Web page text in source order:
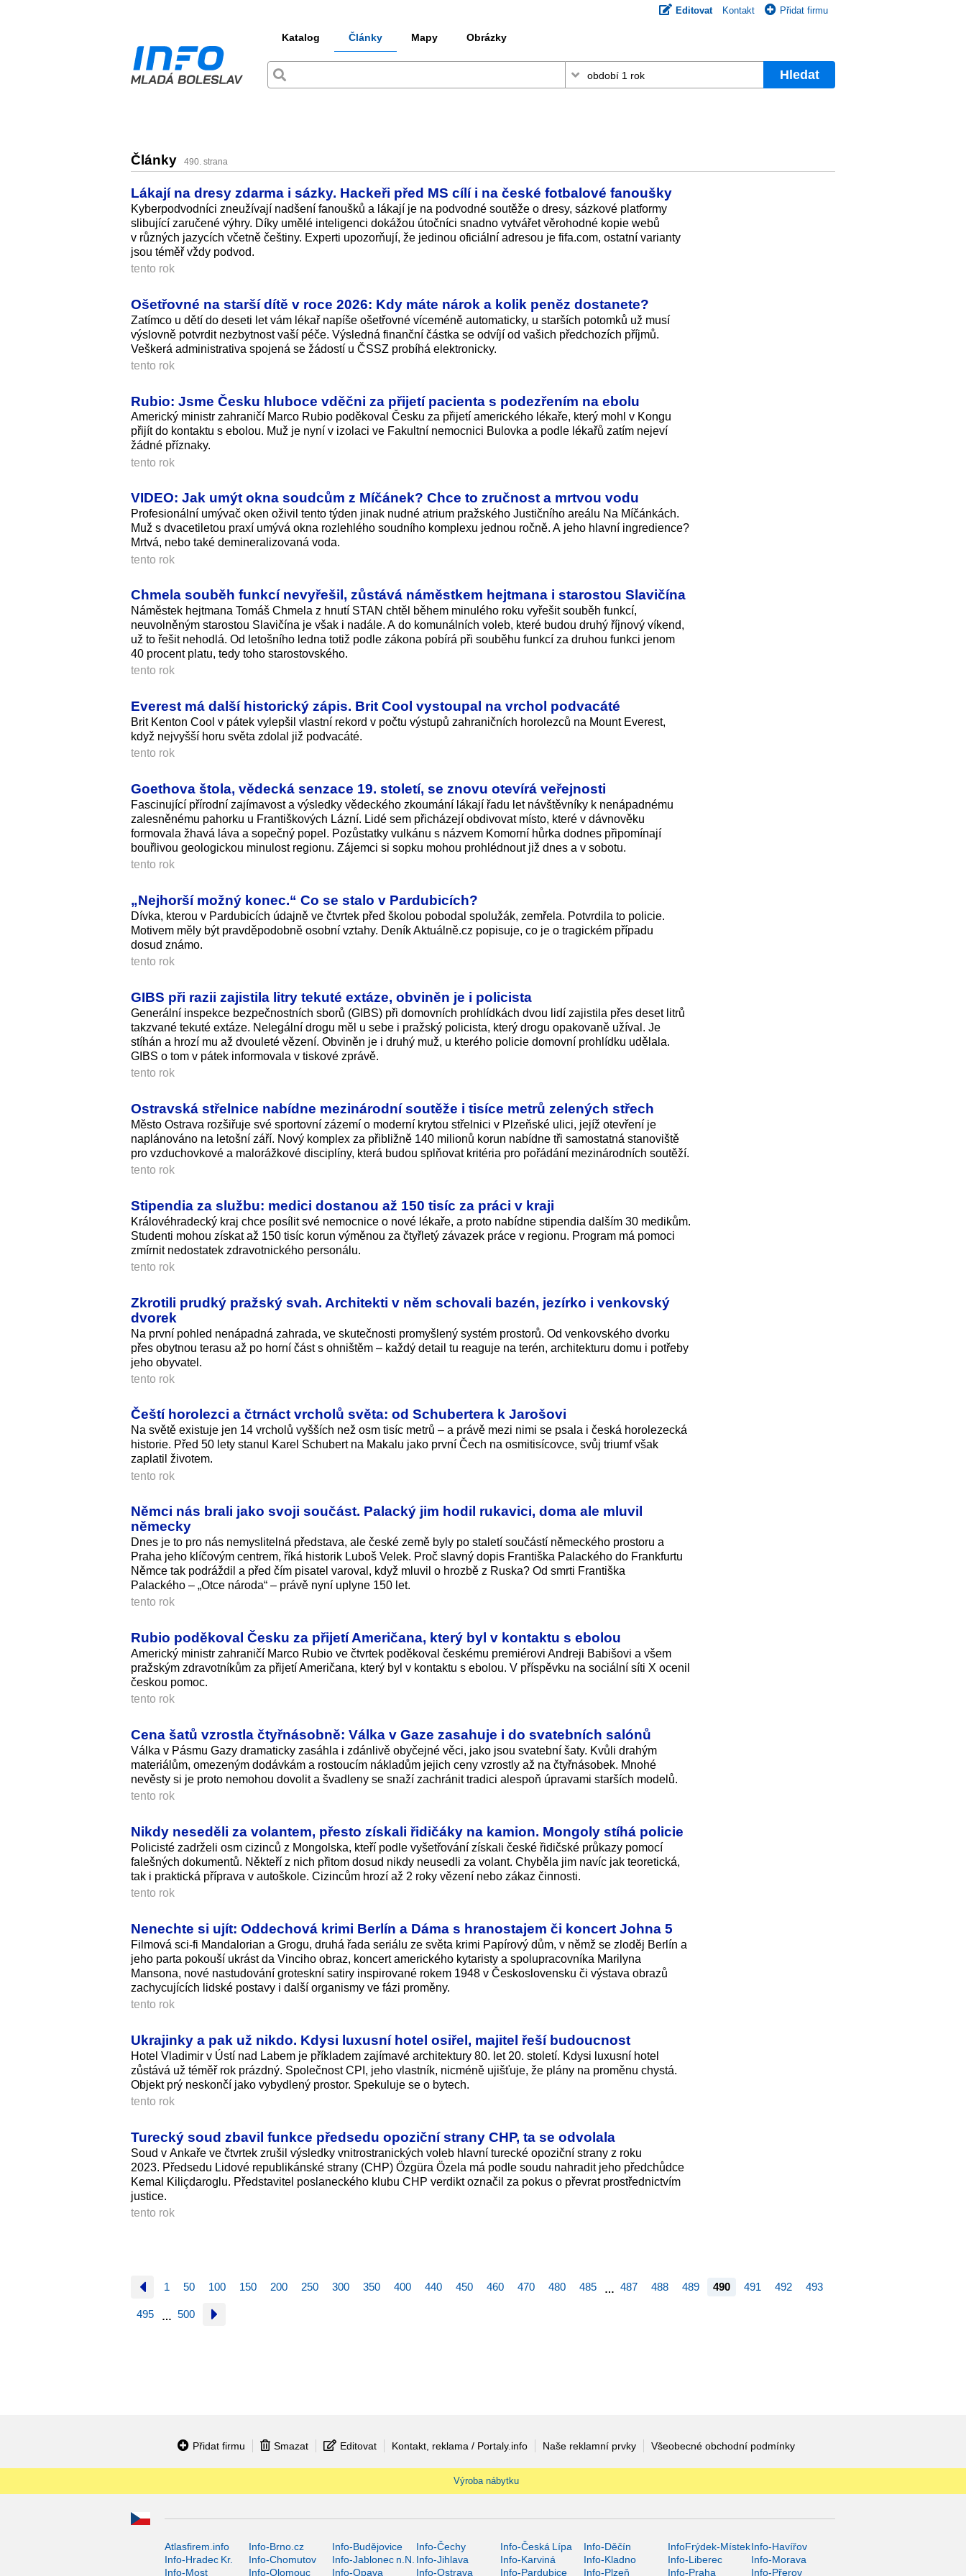
Editovat Kontakt Přidat firmu
Katalog Články Mapy Obrázky
Hledat
Články 490. strana
Lákají na dresy zdarma i sázky. Hackeři před MS cílí i na české fotbalové fanoušky
Kyberpodvodníci zneužívají nadšení fanoušků a lákají je na podvodné soutěže o dresy, sázkové platformy
slibující zaručené výhry. Díky umělé inteligenci dokážou útočníci snadno vytvářet věrohodné kopie webů
v různých jazycích včetně češtiny. Experti upozorňují, že jedinou oficiální adresou je fifa.com, ostatní varianty
jsou téměř vždy podvod.
tento rok
Ošetřovné na starší dítě v roce 2026: Kdy máte nárok a kolik peněz dostanete?
Zatímco u dětí do deseti let vám lékař napíše ošetřovné víceméně automaticky, u starších potomků už musí
výslovně potvrdit nezbytnost vaší péče. Výsledná finanční částka se odvíjí od vašich předchozích příjmů.
Veškerá administrativa spojená se žádostí u ČSSZ probíhá elektronicky.
tento rok
Rubio: Jsme Česku hluboce vděčni za přijetí pacienta s podezřením na ebolu
Americký ministr zahraničí Marco Rubio poděkoval Česku za přijetí amerického lékaře, který mohl v Kongu
přijít do kontaktu s ebolou. Muž je nyní v izolaci ve Fakultní nemocnici Bulovka a podle lékařů zatím nejeví
žádné příznaky.
tento rok
VIDEO: Jak umýt okna soudcům z Míčánek? Chce to zručnost a mrtvou vodu
Profesionální umývač oken oživil tento týden jinak nudné atrium pražského Justičního areálu Na Míčánkách.
Muž s dvacetiletou praxí umývá okna rozlehlého soudního komplexu jednou ročně. A jeho hlavní ingredience?
Mrtvá, nebo také demineralizova­ná voda.
tento rok
Chmela souběh funkcí nevyřešil, zůstává náměstkem hejtmana i starostou Slavičína
Náměstek hejtmana Tomáš Chmela z hnutí STAN chtěl během minulého roku vyřešit souběh funkcí,
neuvolněným starostou Slavičína je však i nadále. A do komunálních voleb, které budou druhý říjnový víkend,
už to řešit nehodlá. Od letošního ledna totiž podle zákona pobírá při souběhu funkcí za druhou funkci jenom
40 procent platu, tedy toho starostovského.
tento rok
Everest má další historický zápis. Brit Cool vystoupal na vrchol podvacáté
Brit Kenton Cool v pátek vylepšil vlastní rekord v počtu výstupů zahraničních horolezců na Mount Everest,
když nejvyšší horu světa zdolal již podvacáté.
tento rok
Goethova štola, vědecká senzace 19. století, se znovu otevírá veřejnosti
Fascinující přírodní zajímavost a výsledky vědeckého zkoumání lákají řadu let návštěvníky k nenápadnému
zalesněnému pahorku u Františkových Lázní. Lidé sem přicházejí obdivovat místo, které v dávnověku
formovala žhavá láva a sopečný popel. Pozůstatky vulkánu s názvem Komorní hůrka dodnes připomínají
bouřlivou geologickou minulost regionu. Zájemci si sopku mohou prohlédnout již dnes a v sobotu.
tento rok
„Nejhorší možný konec.“ Co se stalo v Pardubicích?
Dívka, kterou v Pardubicích údajně ve čtvrtek před školou pobodal spolužák, zemřela. Potvrdila to policie.
Motivem měly být pravděpodobně osobní vztahy. Deník Aktuálně.cz popisuje, co je o tragickém případu
dosud známo.
tento rok
GIBS při razii zajistila litry tekuté extáze, obviněn je i policista
Generální inspekce bezpečnostních sborů (GIBS) při domovních prohlídkách dvou lidí zajistila přes deset litrů
takzvané tekuté extáze. Nelegální drogu měl u sebe i pražský policista, který drogu opakovaně užíval. Je
stíhán a hrozí mu až dvouleté vězení. Obviněn je i druhý muž, u kterého policie domovní prohlídku udělala.
GIBS o tom v pátek informovala v tiskové zprávě.
tento rok
Ostravská střelnice nabídne mezinárodní soutěže i tisíce metrů zelených střech
Město Ostrava rozšiřuje své sportovní zázemí o moderní krytou střelnici v Plzeňské ulici, jejíž otevření je
naplánováno na letošní září. Nový komplex za přibližně 140 milionů korun nabídne tři samostatná stanoviště
pro vzduchovkové a malorážkové disciplíny, která budou splňovat kritéria pro pořádání mezinárodních soutěží.
tento rok
Stipendia za službu: medici dostanou až 150 tisíc za práci v kraji
Královéhradecký kraj chce posílit své nemocnice o nové lékaře, a proto nabídne stipendia dalším 30 medikům.
Studenti mohou získat až 150 tisíc korun výměnou za čtyřletý závazek práce v regionu. Program má pomoci
zmírnit nedostatek zdravotnického personálu.
tento rok
Zkrotili prudký pražský svah. Architekti v něm schovali bazén, jezírko i venkovský
dvorek
Na první pohled nenápadná zahrada, ve skutečnosti promyšlený systém prostorů. Od venkovského dvorku
přes obytnou terasu až po horní část s ohništěm – každý detail tu reaguje na terén, architekturu domu i potřeby
jeho obyvatel.
tento rok
Čeští horolezci a čtrnáct vrcholů světa: od Schubertera k Jarošovi
Na světě existuje jen 14 vrcholů vyšších než osm tisíc metrů – a právě mezi nimi se psala i česká horolezecká
historie. Před 50 lety stanul Karel Schubert na Makalu jako první Čech na osmitisícovce, svůj triumf však
zaplatil životem.
tento rok
Němci nás brali jako svoji součást. Palacký jim hodil rukavici, doma ale mluvil
německy
Dnes je to pro nás nemyslitelná představa, ale české země byly po staletí součástí německého prostoru a
Praha jeho klíčovým centrem, říká historik Luboš Velek. Proč slavný dopis Františka Palackého do Frankfurtu
Němce tak podráždil a před čím pisatel varoval, když mluvil o hrozbě z Ruska? Od smrti Františka
Palackého – „Otce národa“ – právě nyní uplyne 150 let.
tento rok
Rubio poděkoval Česku za přijetí Američana, který byl v kontaktu s ebolou
Americký ministr zahraničí Marco Rubio ve čtvrtek poděkoval českému premiérovi Andreji Babišovi a všem
pražským zdravotníkům za přijetí Američana, který byl v kontaktu s ebolou. V příspěvku na sociální síti X ocenil
českou pomoc.
tento rok
Cena šatů vzrostla čtyřnásobně: Válka v Gaze zasahuje i do svatebních salónů
Válka v Pásmu Gazy dramaticky zasáhla i zdánlivě obyčejné věci, jako jsou svatební šaty. Kvůli drahým
materiálům, omezeným dodávkám a rostoucím nákladům jejich ceny vzrostly až na čtyřnásobek. Mnohé
nevěsty si je proto nemohou dovolit a švadleny se snaží zachránit tradici alespoň úpravami starších modelů.
tento rok
Nikdy neseděli za volantem, přesto získali řidičáky na kamion. Mongoly stíhá policie
Policisté zadrželi osm cizinců z Mongolska, kteří podle vyšetřování získali české řidičské průkazy pomocí
falešných dokumentů. Někteří z nich přitom dosud nikdy neusedli za volant. Chyběla jim navíc jak teoretická,
tak i praktická příprava v autoškole. Cizincům hrozí až 2 roky vězení nebo zákaz činnosti.
tento rok
Nenechte si ujít: Oddechová krimi Berlín a Dáma s hranostajem či koncert Johna 5
Filmová sci-fi Mandalorian a Grogu, druhá řada seriálu ze světa krimi Papírový dům, v němž se zloděj Berlín a
jeho parta pokouší ukrást da Vinciho obraz, koncert amerického kytaristy a spolupracovníka Marilyna
Mansona, nové nastudování groteskní satiry inspirované rokem 1948 v Českos­lovensku či výstava obrazů
zachycujících lidské postavy i další organismy ve fázi proměny.
tento rok
Ukrajinky a pak už nikdo. Kdysi luxusní hotel osiřel, majitel řeší budoucnost
Hotel Vladimir v Ústí nad Labem je příkladem zajímavé architektury 80. let 20. století. Kdysi luxusní hotel
zůstává už téměř rok prázdný. Společnost CPI, jeho vlastník, nicméně ujišťuje, že plány na proměnu chystá.
Objekt prý neskončí jako vybydlený prostor. Spekuluje se o bytech.
tento rok
Turecký soud zbavil funkce předsedu opoziční strany CHP, ta se odvolala
Soud v Ankaře ve čtvrtek zrušil výsledky vnitrostranických voleb hlavní turecké opoziční strany z roku
2023. Předsedu Lidové republikánské strany (CHP) Özgüra Özela má podle soudu nahradit jeho předchůdce
Kemal Kiliçdaroglu. Představitel poslaneckého klubu CHP verdikt označil za pokus o převrat prostřednictvím
justice.
tento rok
1 50 100 150 200 250 300 350 400 440 450 460 470 480 485 … 487 488 489 490 491 492 493
495 … 500
Přidat firmu Smazat Editovat Kontakt, reklama / Portaly.info Naše reklamní prvky Všeobecné obchodní podmínky
Výroba nábytku
Atlasfirem.info Info-Brno.cz Info-Budějovice Info-Čechy Info-Česká Lípa Info-Děčín InfoFrýdek-MístekInfo-Havířov
Info-Hradec Kr.
Info-Chomutov Info-Jablonec n.N. Info-Jihlava Info-Karviná Info-Kladno Info-Liberec
Info-Morava
Info-Most
Info-Olomouc Info-Opava Info-Ostrava Info-Pardubice Info-Plzeň Info-Praha Info-Přerov